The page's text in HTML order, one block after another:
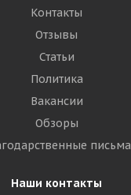
Контакты
Отзывы
Статьи
Политика
Вакансии
Обзоры
письма
Наши контакты